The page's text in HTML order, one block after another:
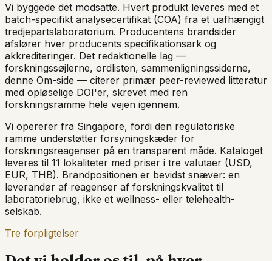
Vi byggede det modsatte. Hvert produkt leveres med et
batch-specifikt analysecertifikat (COA) fra et uafhængigt
tredjepartslaboratorium. Producentens brandsider
afslører hver producents specifikationsark og
akkrediteringer. Det redaktionelle lag —
forskningssøjlerne, ordlisten, sammenligningssiderne,
denne Om-side — citerer primær peer-reviewed litteratur
med opløselige DOI'er, skrevet med ren
forskningsramme hele vejen igennem.
Vi opererer fra Singapore, fordi den regulatoriske
ramme understøtter forsyningskæder for
forskningsreagenser på en transparent måde. Kataloget
leveres til 11 lokaliteter med priser i tre valutaer (USD,
EUR, THB). Brandpositionen er bevidst snæver: en
leverandør af reagenser af forskningskvalitet til
laboratoriebrug, ikke et wellness- eller telehealth-
selskab.
Tre forpligtelser